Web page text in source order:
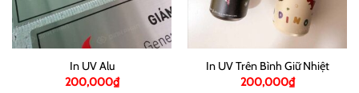
In UV Alu
200,000₫
In UV Trên Bình Giữ Nhiệt
200,000₫